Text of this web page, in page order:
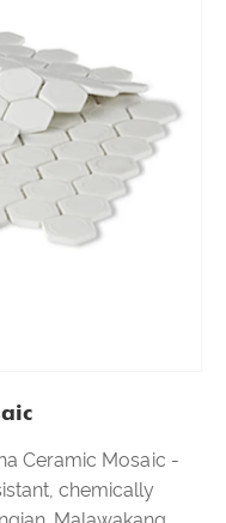
Ceramic Mosaic -
chemically